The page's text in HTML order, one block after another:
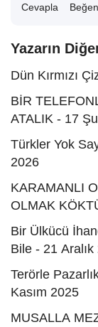
Cevapla
Yazarın
Dün Kırmızı
BİR
ATALIK - 17
Türkler Yok
2026
KARAMANLI
OLMAK
Bir Ülkücü
Bile - 21 Aralık
Terörle
Kasım 2025
MUSALLA